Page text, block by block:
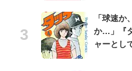
「球速
か…」『
ャーとし